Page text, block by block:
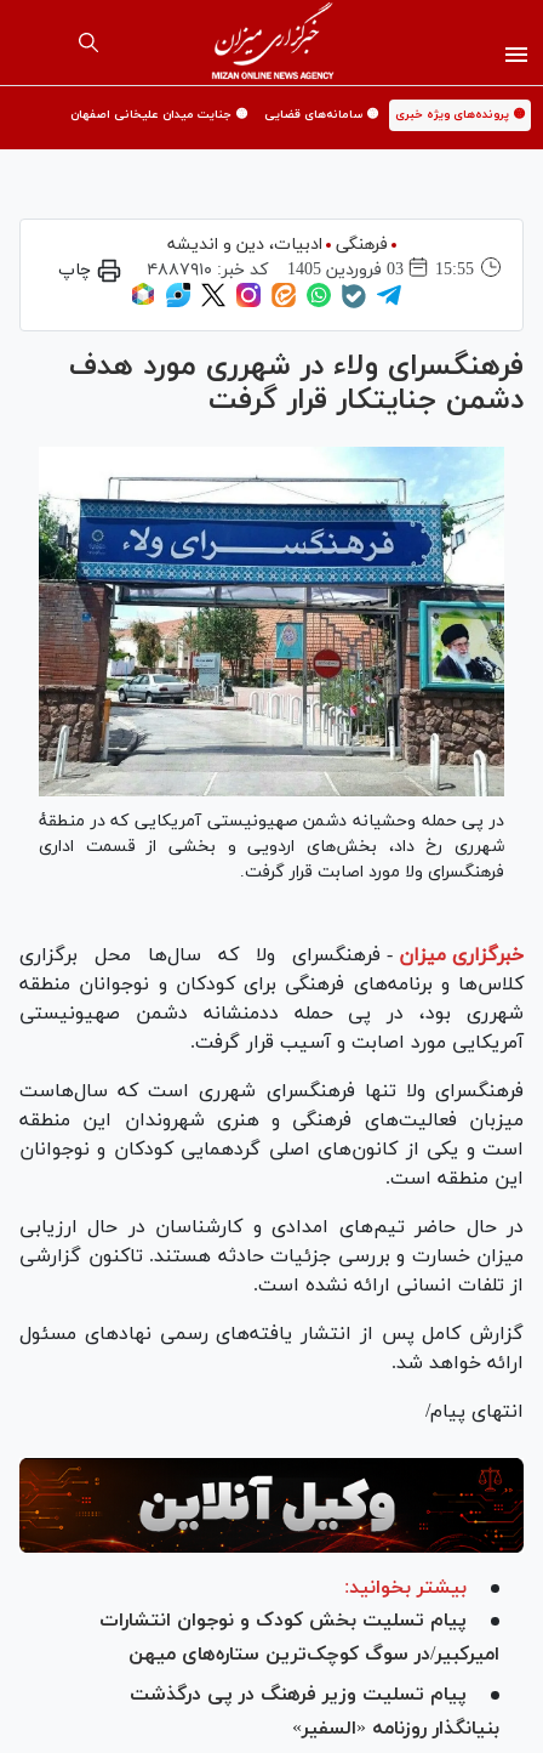
🟡 پرونده‌های ویژه خبری 🟡 سامانه‌های قضایی 🟡 جنایت میدان علیخانی اصفهان
فرهنگی
ادبیات، دین و اندیشه
15:55
03 فروردين 1405 کد خبر: ۴۸۸۷۹۱۰ چاپ
فرهنگسرای ولاء در شهرری مورد هدف
دشمن جنایتکار قرار گرفت
در پی حمله وحشیانه دشمن صهیونیستی آمریکایی که در منطقهٔ
شهرری رخ داد، بخش‌های اردویی و بخشی از قسمت اداری
فرهنگسرای ولا مورد اصابت قرار گرفت.
خبرگزاری میزان - فرهنگسرای ولا که سال‌ها محل برگزاری
کلاس‌ها و برنامه‌های فرهنگی برای کودکان و نوجوانان منطقه
شهرری بود، در پی حمله ددمنشانه دشمن صهیونیستی
آمریکایی مورد اصابت و آسیب قرار گرفت.
فرهنگسرای ولا تنها فرهنگسرای شهرری است که سال‌هاست
میزبان فعالیت‌های فرهنگی و هنری شهروندان این منطقه
است و یکی از کانون‌های اصلی گردهمایی کودکان و نوجوانان
این منطقه است.
در حال حاضر تیم‌های امدادی و کارشناسان در حال ارزیابی
میزان خسارت و بررسی جزئیات حادثه هستند. تاکنون گزارشی
از تلفات انسانی ارائه نشده است.
گزارش کامل پس از انتشار یافته‌های رسمی نهاد‌های مسئول
ارائه خواهد شد.
انتهای پیام/
بیشتر بخوانید:
پیام تسلیت بخش کودک و نوجوان انتشارات
امیرکبیر/در سوگ کوچک‌ترین ستاره‌های میهن
پیام تسلیت وزیر فرهنگ در پی درگذشت
بنیانگذار روزنامه «السفیر»